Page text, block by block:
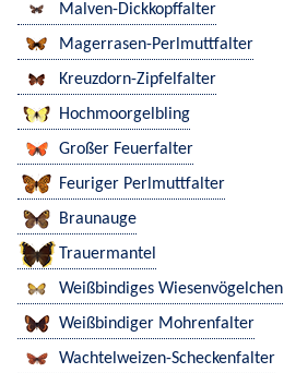
Malven-Dickkopffalter
Magerrasen-Perlmuttfalter
Kreuzdorn-Zipfelfalter
Hochmoorgelbling
Großer Feuerfalter
Feuriger Perlmuttfalter
Braunauge
Trauermantel
Weißbindiges Wiesenvögelchen
Weißbindiger Mohrenfalter
Wachtelweizen-Scheckenfalter